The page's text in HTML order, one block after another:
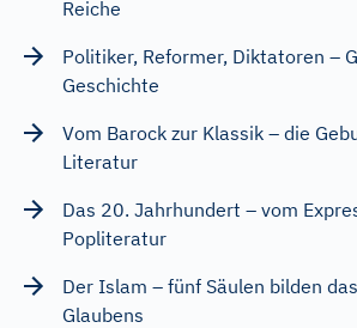
Reiche
Politiker, Reformer, Diktatoren –
Geschichte
Vom Barock zur Klassik – die
Literatur
Das 20. Jahrhundert – vom
Popliteratur
Der Islam – fünf Säulen bilden
Glaubens